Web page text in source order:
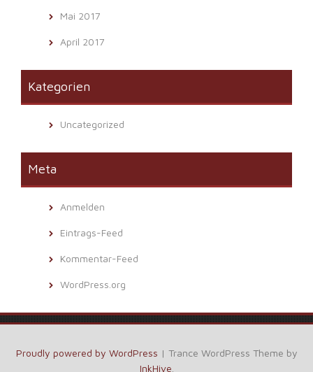
Mai 2017
April 2017
Kategorien
Uncategorized
Meta
Anmelden
Eintrags-Feed
Kommentar-Feed
WordPress.org
Proudly powered by WordPress | Trance WordPress Theme by
InkHive